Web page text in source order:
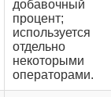
добавочный
процент;
используется
отдельно
некоторыми
операторами.